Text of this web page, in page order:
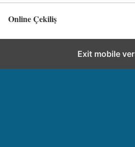
Online Çekiliş
Exit mobile